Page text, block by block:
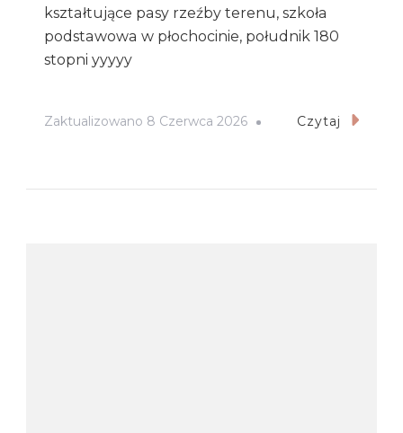
kształtujące pasy rzeźby terenu, szkoła
podstawowa w płochocinie, południk 180
stopni yyyyy
Zaktualizowano 8 Czerwca 2026 Czytaj